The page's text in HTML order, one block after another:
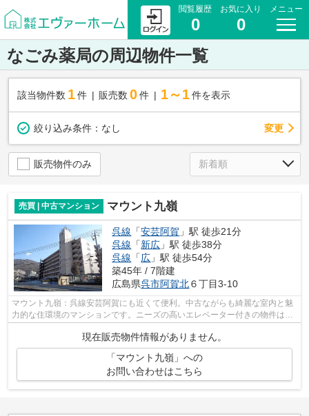
閲覧履歴
0
お気に入り
0
メニュー
なごみ薬局の周辺物件一覧
該当物件数 1件 販売数 0 件 1～1 件を表示
絞り込み条件： なし 変更
販売物件のみ
売買 | 中古マンション マウント九嶺
呉線 「安芸阿賀 」駅 徒歩21分
呉線 「新広 」駅 徒歩38分
呉線 「広 」駅 徒歩54分
築45年 / 7階建
広島県呉市阿賀北６丁目3-10
マウント九嶺：呉線安芸阿賀にも近くて便利。中古ながらも綺麗な室内と魅
力的な住環境のマンションです。ニーズの高いエレベーター付きの物件はこ
ちらです。呉市で不動産をお探しなら...
現在販売物件情報がありません。
「マウント九嶺」への
お問い合わせはこちら